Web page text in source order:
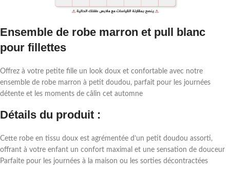
Ensemble de robe marron et pull blanc
pour fillettes
Offrez à votre petite fille un look doux et confortable avec notre
ensemble de robe marron à petit doudou, parfait pour les journées
détente et les moments de câlin cet automne
Détails du produit :
Cette robe en tissu doux est agrémentée d’un petit doudou assorti,
offrant à votre enfant un confort maximal et une sensation de douceur
Parfaite pour les journées à la maison ou les sorties décontractées